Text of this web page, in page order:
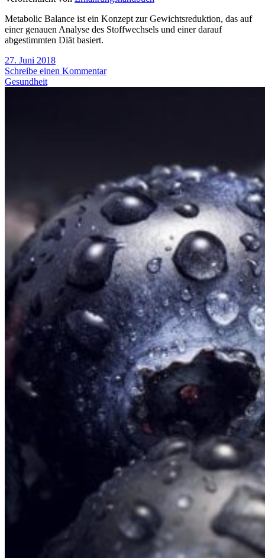
Metabolic Balance ist ein Konzept zur Gewichtsreduktion, das auf
einer genauen Analyse des Stoffwechsels und einer darauf
abgestimmten Diät basiert.
27. Juni 2018
Schreibe einen Kommentar
Gesundheit